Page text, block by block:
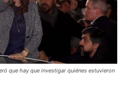
que hay que investigar quiénes estuvieron